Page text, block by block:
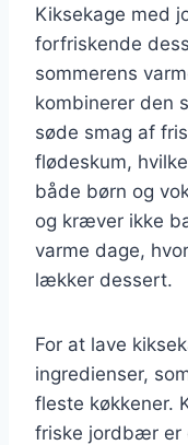
Kiksekage med
forfriskende
sommerens
kombinerer den
søde smag af
flødeskum,
både børn og
og kræver ikke
varme dage,
lækker dessert.
For at lave
ingredienser,
fleste køkkener.
friske jordbær er